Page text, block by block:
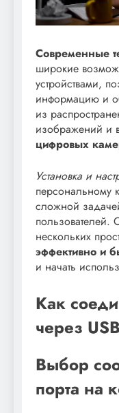
Современные
широкие
устройствами,
информацию и
из
изображений и
цифровых
Установка и
персональному
сложной
нескольких
эффективно и
и начать
Как
через USB
Выбор
порта на